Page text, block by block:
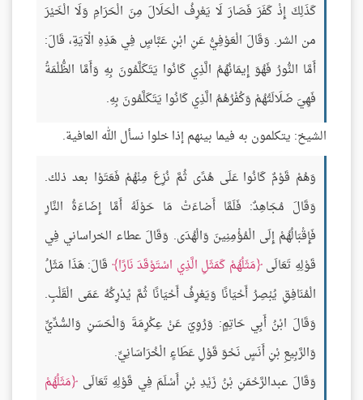
كَذَلِكَ إِذْ كَفَرَ فَصَارَ لَا يَعْرِفُ الْحَلَالَ مِنَ الْحَرَامِ وَلَا الْخَيْرَ
من الشر. وَقَالَ الْعَوْفِيُّ عَنِ ابْنِ عَبَّاسٍ فِي هَذِهِ الْآيَةِ، قَالَ:
أَمَّا النُّورُ فَهُوَ إِيمَانُهُمُ الَّذِي كَانُوا يَتَكَلَّمُونَ بِهِ وَأَمَّا الظُّلْمَةُ
فَهِيَ ضَلَالَتُهُمْ وَكُفْرُهُمُ الَّذِي كَانُوا يَتَكَلَّمُونَ بِهِ.
الشيخ: يتكلمون به فيما بينهم إذا خلوا نسأل الله العافية.
وَهُمْ قَوْمٌ كَانُوا عَلَى هُدًى ثُمَّ نُزِعَ مِنْهُمْ فَعَتَوْا بعد ذلك.
وَقَالَ مُجَاهِدٌ: فَلَمَّا أَضاءَتْ مَا حَوْلَهُ أَمَّا إِضَاءَةُ النَّارِ
فَإِقْبَالُهُمْ إِلَى الْمُؤْمِنِينَ وَالْهُدَى. وَقَالَ عطاء الخراساني فِي
قَوْلِهِ تَعَالَى مَثَلُهُمْ كَمَثَلِ الَّذِي اسْتَوْقَدَ نَارًا قَالَ: هَذَا مَثَلُ
الْمُنَافِقِ يُبْصِرُ أَحْيَانًا وَيَعْرِفُ أَحْيَانًا ثُمَّ يُدْرِكُهُ عَمَى الْقَلْبِ.
وَقَالَ ابْنُ أَبِي حَاتِمٍ: وَرُوِيَ عَنْ عِكْرِمَةَ وَالْحَسَنِ وَالسُّدِّيِّ
وَالرَّبِيعِ بْنِ أَنَسٍ نَحْوَ قَوْلِ عَطَاءٍ الْخُرَاسَانِيِّ.
وَقَالَ عبدالرَّحْمَنِ بْنُ زَيْدِ بْنِ أَسْلَمَ فِي قَوْلِهِ تَعَالَى مَثَلُهُمْ